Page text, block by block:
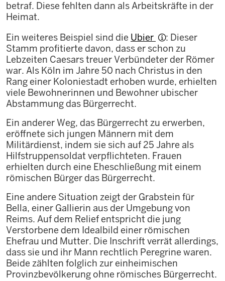
betraf. Diese fehlten dann als Arbeitskräfte in der
Heimat.
Ein weiteres Beispiel sind die Ubier
: Dieser
Stamm profitierte davon, dass er schon zu
Lebzeiten Caesars treuer Verbündeter der Römer
war. Als Köln im Jahre 50 nach Christus in den
Rang einer Koloniestadt erhoben wurde, erhielten
viele Bewohnerinnen und Bewohner ubischer
Abstammung das Bürgerrecht.
Ein anderer Weg, das Bürgerrecht zu erwerben,
eröffnete sich jungen Männern mit dem
Militärdienst, indem sie sich auf 25 Jahre als
Hilfstruppensoldat verpflichteten. Frauen
erhielten durch eine Eheschließung mit einem
römischen Bürger das Bürgerrecht.
Eine andere Situation zeigt der Grabstein für
Bella, einer Gallierin aus der Umgebung von
Reims. Auf dem Relief entspricht die jung
Verstorbene dem Idealbild einer römischen
Ehefrau und Mutter. Die Inschrift verrät allerdings,
dass sie und ihr Mann rechtlich Peregrine waren.
Beide zählten folglich zur einheimischen
Provinzbevölkerung ohne römisches Bürgerrecht.